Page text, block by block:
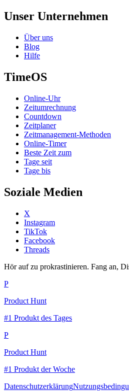
Unser Unternehmen
Über uns
Blog
Hilfe
TimeOS
Online-Uhr
Zeitumrechnung
Countdown
Zeitplaner
Zeitmanagement-Methoden
Online-Timer
Beste Zeit zum
Tage seit
Tage bis
Soziale Medien
X
Instagram
TikTok
Facebook
Threads
Hör auf zu prokrastinieren. Fang an,
P
Product Hunt
#1 Produkt des Tages
P
Product Hunt
#1 Produkt der Woche
Datenschutzerklärung